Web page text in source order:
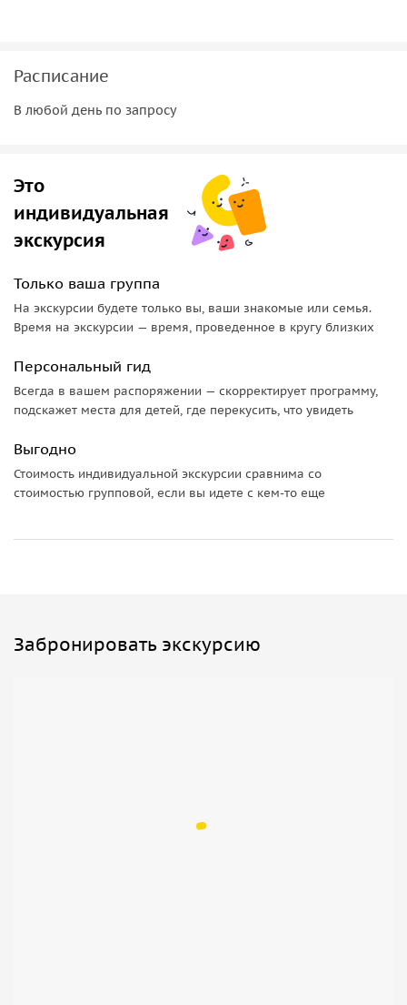
Важно знать:
письма гида о подтверждении
запрашиваемой даты и времени.
Расписание
В любой день по запросу
Это
индивидуальная
экскурсия
Только ваша группа
На экскурсии будете только вы, ваши знакомые или семья.
Время на экскурсии — время, проведенное в кругу близких
Персональный гид
Всегда в вашем распоряжении — скорректирует программу,
подскажет места для детей, где перекусить, что увидеть
Выгодно
Стоимость индивидуальной экскурсии сравнима со
стоимостью групповой, если вы идете с кем-то еще
Забронировать экскурсию